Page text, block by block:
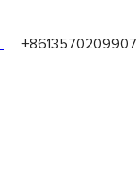
+8613570209907